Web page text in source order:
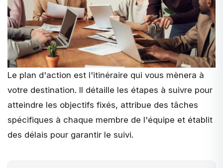
Le plan d'action est l'itinéraire qui vous mènera à
votre destination. Il détaille les étapes à suivre pour
atteindre les objectifs fixés, attribue des tâches
spécifiques à chaque membre de l'équipe et établit
des délais pour garantir le suivi.